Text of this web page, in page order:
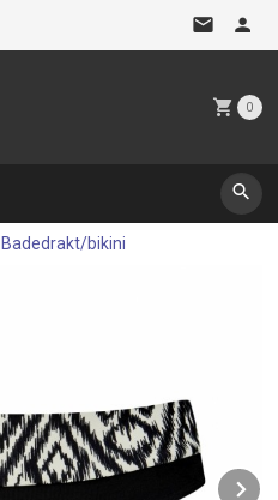
0
Badedrakt/bikini